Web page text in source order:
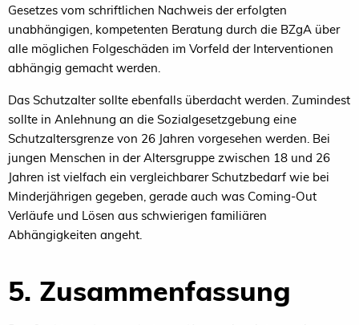
Gesetzes vom schriftlichen Nachweis der erfolgten
unabhängigen, kompetenten Beratung durch die BZgA über
alle möglichen Folgeschäden im Vorfeld der Interventionen
abhängig gemacht werden.
Das Schutzalter sollte ebenfalls überdacht werden. Zumindest
sollte in Anlehnung an die Sozialgesetzgebung eine
Schutzaltersgrenze von 26 Jahren vorgesehen werden. Bei
jungen Menschen in der Altersgruppe zwischen 18 und 26
Jahren ist vielfach ein vergleichbarer Schutzbedarf wie bei
Minderjährigen gegeben, gerade auch was Coming-Out
Verläufe und Lösen aus schwierigen familiären
Abhängigkeiten angeht.
5. Zusammenfassung